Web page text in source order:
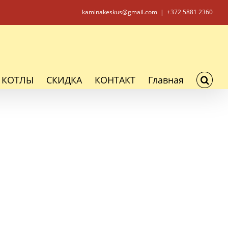
kaminakeskus@gmail.com | +372 5881 2360
КОТЛЫ СКИДКА КОНТАКТ Главная